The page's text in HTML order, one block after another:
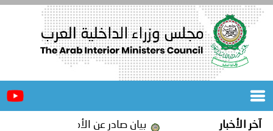
الرئيسية
آخر الأخبار بيان صادر عن الأمانة العامة لمجلس